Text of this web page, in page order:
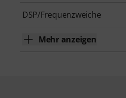
DSP/Frequenzweiche
Mehr anzeigen